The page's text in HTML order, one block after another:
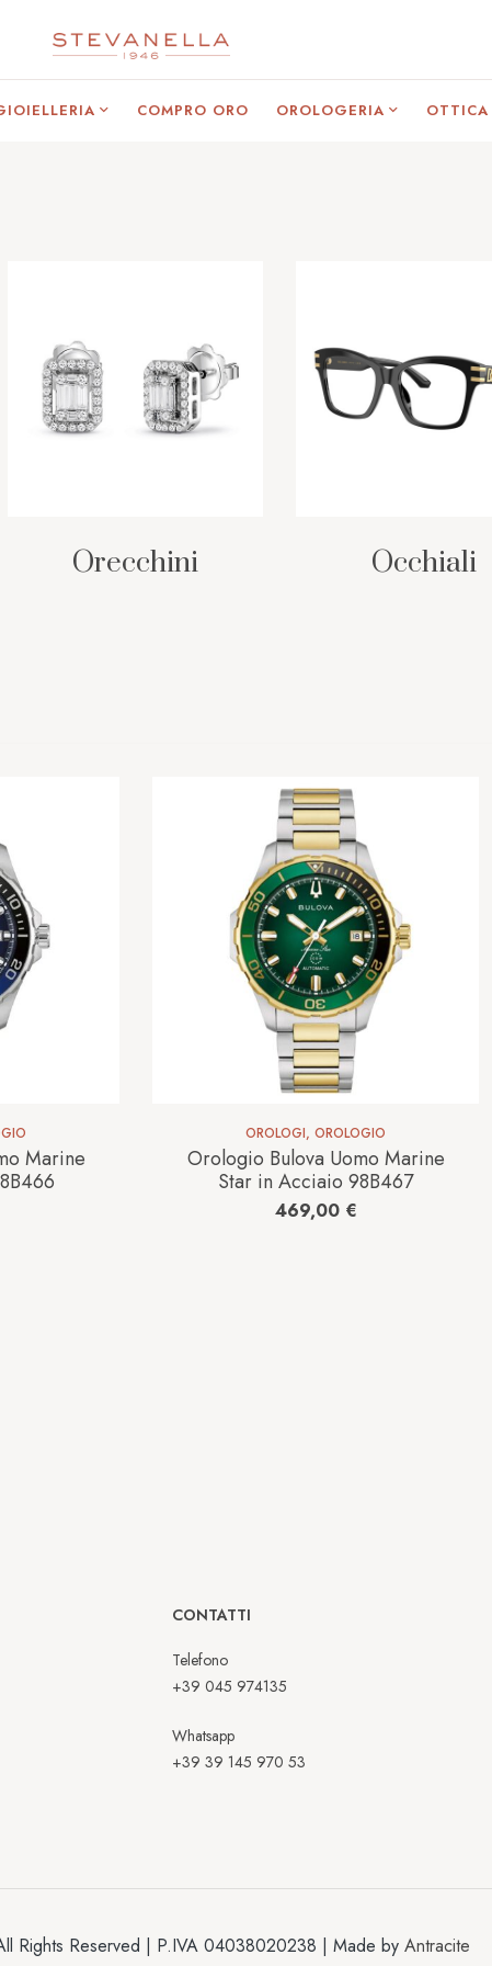
COMPRO ORO OROLOGERIA OTTICA
Orecchini Occhiali
Marine
OROLOGI, OROLOGIO
Orologio Bulova Uomo Marine
Star in Acciaio 98B467
469,00 €
CONTATTI
Telefono
+39 045 974135
Whatsapp
+39 39 145 970 53
Rights Reserved | P.IVA 04038020238 | Made by Antracite